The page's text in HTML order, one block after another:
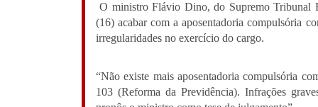
O ministro Flávio Dino, do Supremo Tribunal
(16) acabar com a aposentadoria compulsória
irregularidades no exercício do cargo.
“Não existe mais aposentadoria compulsória
103 (Reforma da Previdência). Infrações